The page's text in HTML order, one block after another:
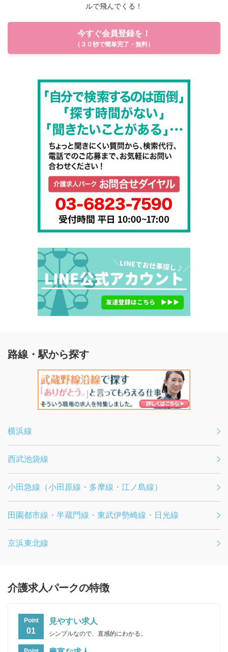
ルで飛んでくる！
今すぐ会員登録を！
（３０秒で簡単完了・無料）
路線・駅から探す
横浜線
西武池袋線
小田急線（小田原線・多摩線・江ノ島線）
田園都市線・半蔵門線・東武伊勢崎線・日光線
京浜東北線
介護求人パークの特徴
Point
01
見やすい求人
シンプルなので、直感的にわかる。